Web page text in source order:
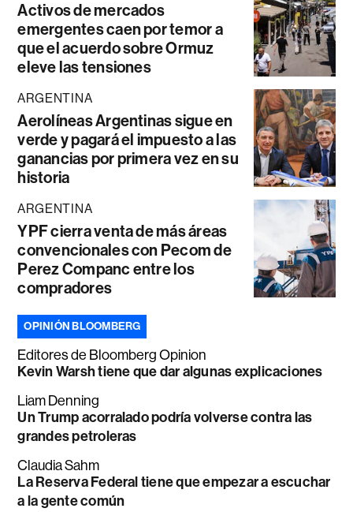
Activos de mercados
emergentes caen por temor a
que el acuerdo sobre Ormuz
eleve las tensiones
ARGENTINA
Aerolíneas Argentinas sigue en
verde y pagará el impuesto a las
ganancias por primera vez en su
historia
ARGENTINA
YPF cierra venta de más áreas
convencionales con Pecom de
Perez Companc entre los
compradores
OPINIÓN BLOOMBERG
Editores de Bloomberg Opinion
Kevin Warsh tiene que dar algunas explicaciones
Liam Denning
Un Trump acorralado podría volverse contra las
grandes petroleras
Claudia Sahm
La Reserva Federal tiene que empezar a escuchar
a la gente común